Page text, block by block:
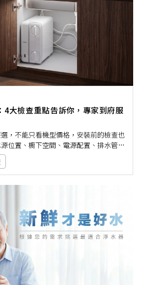
4大檢查重點告訴你，專家到府服
，不能只看機型價格，安裝前的檢查也
位置、櫥下空間、電源配置、排水管線
續使用是否順手。若沒有事先確認，可
不好接、日後更換濾心不方便等狀況。
必看的4大檢查重點，帶大家了解從環
些細節要注意！